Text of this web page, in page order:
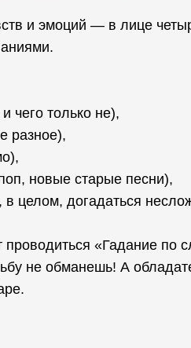
и эмоций — в лице
чего только не),
разное),
новые старые песни),
в целом, догадаться
проводиться «Гадание по
не обманешь! А